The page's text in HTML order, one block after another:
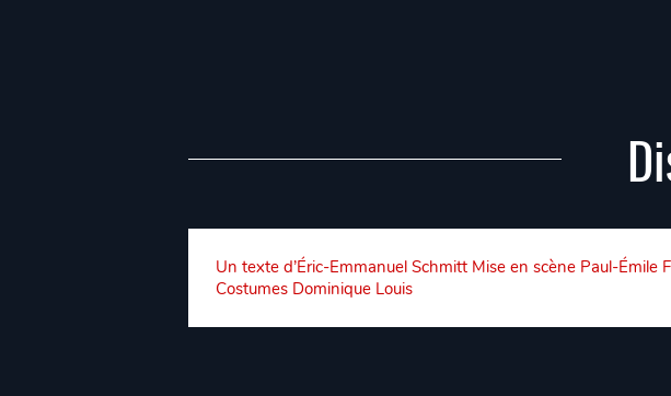
Un texte d’Éric-Emmanuel Schmitt Mise en scène Paul-
Costumes Dominique Louis